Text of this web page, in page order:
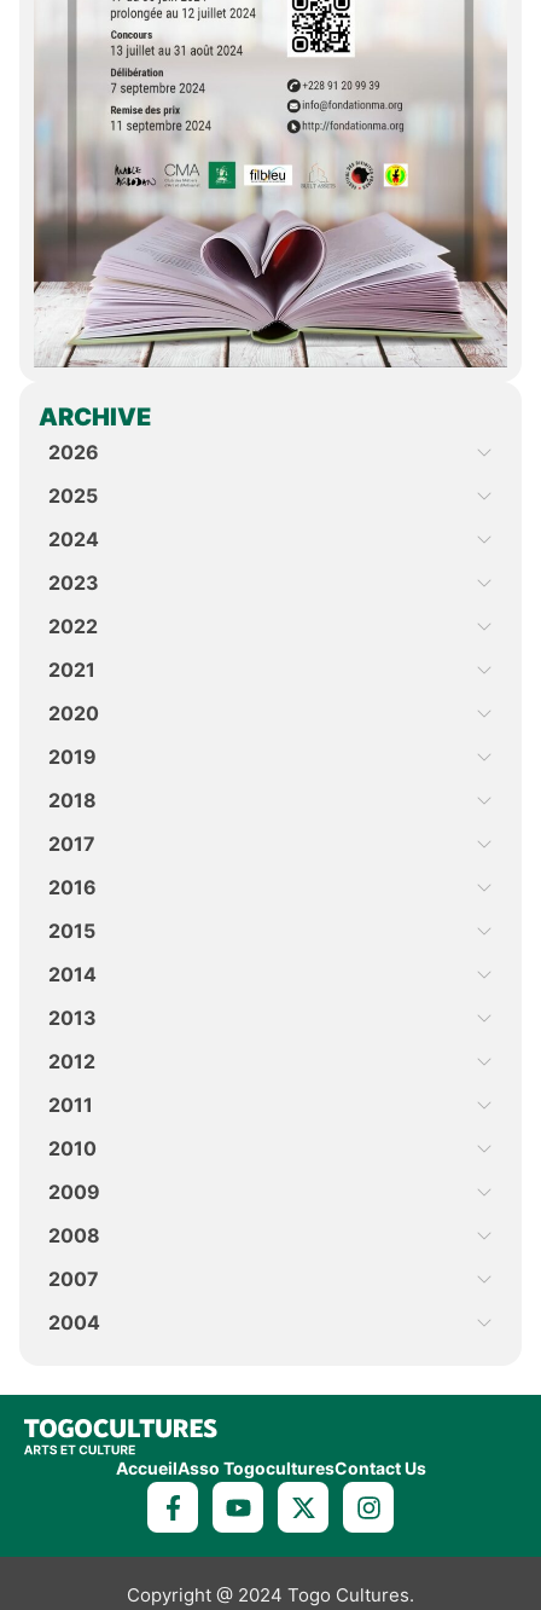
ARCHIVE
2026
2025
2024
2023
2022
2021
2020
2019
2018
2017
2016
2015
2014
2013
2012
2011
2010
2009
2008
2007
2004
AccueilAsso TogoculturesContact Us
Copyright @ 2024 Togo Cultures.